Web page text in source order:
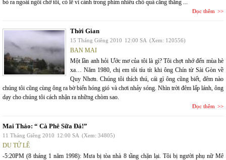
bỏ ra ngoài ngồi chờ tôi, có lẽ vì cảnh trong phim nhiều chỗ quá căng thẳng ...
Đọc thêm
Thời Gian
15 Tháng Giêng 2010 12:00 SA (Xem: 120556)
BAN MAI
Một lần anh hỏi Ước mơ của tôi là gì? Tôi chợt nhớ đến mùa hè
xa… Năm 1980, chị em tôi tíu tít khi ông Chín từ Sài Gòn về
Quy Nhơn. Chúng tôi thích thú, cái gì ông cũng biết, đêm nào
chúng tôi cũng cùng ông ra bờ biển hóng gió và chơi nhảy sóng. Nhìn trời đêm lấp lánh, ông
dạy cho chúng tôi cách nhận ra những chòm sao.
Đọc thêm
Mai Thảo: “ Cà Phê Sữa Đá!”
11 Tháng Giêng 2010 12:00 SA (Xem: 34805)
DU TỬ LÊ
-5:20PM (8 tháng 1 năm 1998): Mưa bị tòa nhà 8 tầng chặn lại. Tôi bị người phụ nữ Mê